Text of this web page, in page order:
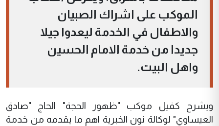
الموكب على اشراك الصبيان
والاطفال في الخدمة ليعدوا جيلا
جديدا من خدمة الامام الحسين
واهل البيت.
ويشرح كفيل موكب "ظهور الحجة" الحاج "صادق
العيساوي" لوكالة نون الخبرية اهم ما يقدمه من خدمة